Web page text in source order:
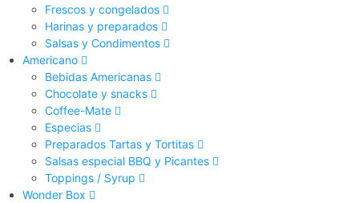
Frescos y congelados
Harinas y preparados
Salsas y Condimentos
Americano
Bebidas Americanas
Chocolate y snacks
Coffee-Mate
Especias
Preparados Tartas y Tortitas
Salsas especial BBQ y Picantes
Toppings / Syrup
Wonder Box